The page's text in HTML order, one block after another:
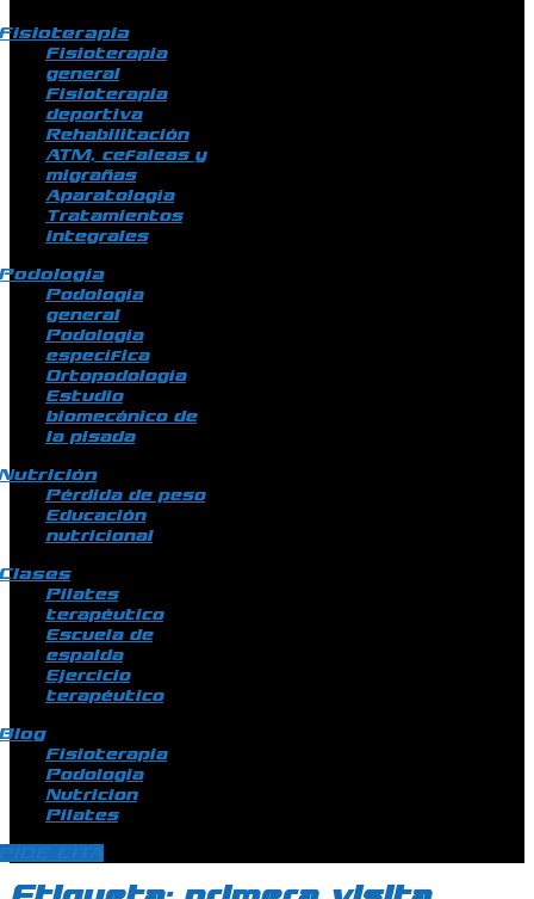
Fisioterapia
general
Fisioterapia
deportiva
Rehabilitación
ATM, cefaleas y
migrañas
Aparatología
Tratamientos
integrales
Podología
general
Podología
específica
Ortopodología
Estudio
biomecánico de
la pisada
Pérdida de peso
Educación
nutricional
Pilates
terapéutico
Escuela de
espalda
Ejercicio
terapéutico
Fisioterapia
Podologia
Nutricion
Pilates